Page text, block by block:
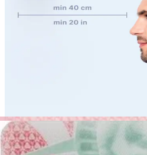
المسافة من الكاميرا